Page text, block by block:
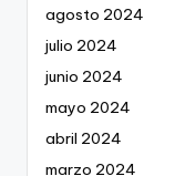
agosto 2024
julio 2024
junio 2024
mayo 2024
abril 2024
marzo 2024